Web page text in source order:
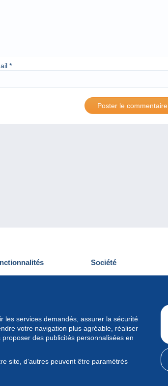
*
les services demandés, assurer la sécurité
votre navigation plus agréable, réaliser
des publicités personnalisées en
site, d’autres peuvent être paramétrés
Société
Qui sommes-nous